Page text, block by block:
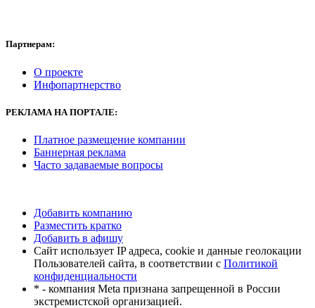
Партнерам:
О проекте
Инфопартнерство
РЕКЛАМА НА ПОРТАЛЕ:
Платное размещение компании
Баннерная реклама
Часто задаваемые вопросы
Добавить компанию
Разместить кратко
Добавить в афишу
Сайт использует IP адреса, cookie и данные геолокации
Пользователей сайта, в соответствии с Политикой
конфиденциальности
* - компания Meta признана запрещенной в России
экстремистской организацией.